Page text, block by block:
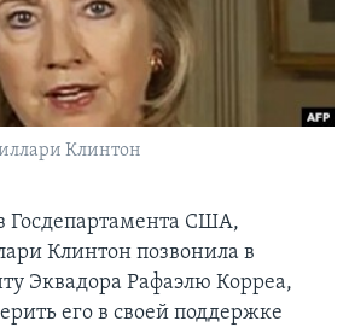
Клинтон
Госдепартамента США,
Клинтон позвонила в
Эквадора Рафаэлю Корреа,
его в своей поддержке